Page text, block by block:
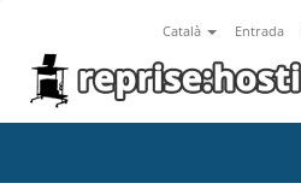
Català Entrada